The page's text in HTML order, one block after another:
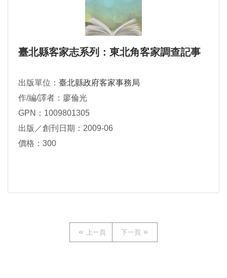
臺北縣客家志系列：東北角客家調查記事
出版單位： 臺北縣政府客家事務局
作/編/譯者：廖倫光
GPN：1009801305
出版／創刊日期：2009-06
價格：300
上一頁 下一頁